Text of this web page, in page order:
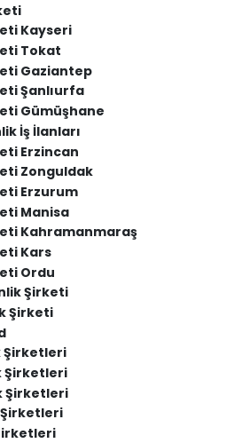
Kayseri
Tokat
Gaziantep
Şanlıurfa
Gümüşhane
İş İlanları
Erzincan
Zonguldak
Erzurum
Manisa
Kahramanmaraş
Kars
Ordu
Şirketi
Şirketi
Şirketleri
Şirketleri
Şirketleri